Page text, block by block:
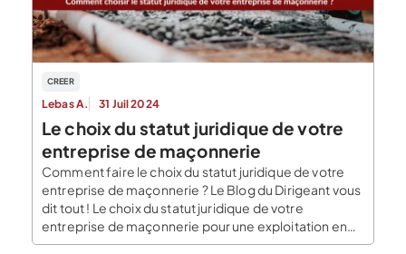
CREER
Lebas A. 31 Juil 2024
Le choix du statut juridique de votre
entreprise de maçonnerie
Comment faire le choix du statut juridique de votre
entreprise de maçonnerie ? Le Blog du Dirigeant vous
dit tout ! Le choix du statut juridique de votre
entreprise de maçonnerie pour une exploitation en
nom propre Lorsque vous exploitez votre société en